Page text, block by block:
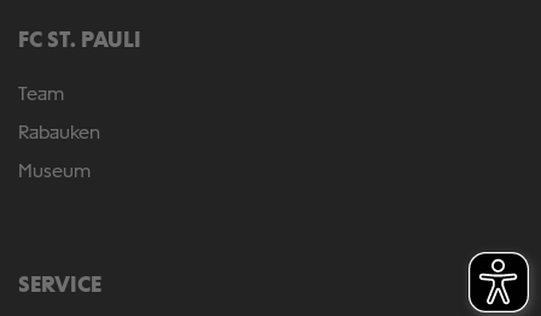
FC ST. PAULI
Team
Rabauken
Museum
SERVICE